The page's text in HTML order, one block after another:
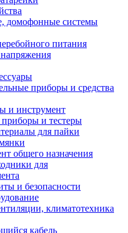
домофонные системы
питания
приборы и средства
и инструмент
и тестеры
для пайки
общего назначения
для
и безопасности
климатотехника
кабель